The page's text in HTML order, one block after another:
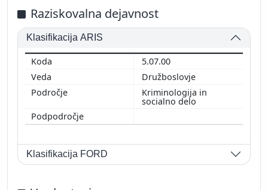
Raziskovalna dejavnost
Klasifikacija ARIS
5.07.00
Družboslovje
Kriminologija in
socialno delo
Klasifikacija FORD